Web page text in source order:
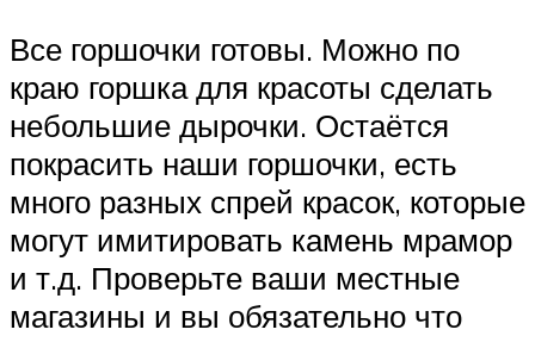
Все горшочки готовы. Можно по
краю горшка для красоты сделать
небольшие дырочки. Остаётся
покрасить наши горшочки, есть
много разных спрей красок, которые
могут имитировать камень мрамор
и т.д. Проверьте ваши местные
магазины и вы обязательно что